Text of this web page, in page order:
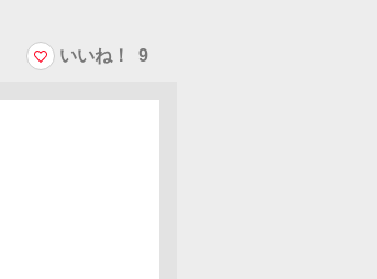
いいね！ 9